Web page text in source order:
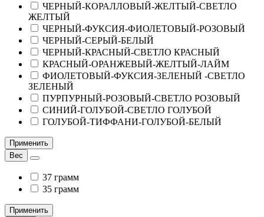
ЧЕРНЫЙ-КОРАЛЛОВЫЙ-ЖЕЛТЫЙ-СВЕТЛО
ЖЕЛТЫЙ
ЧЕРНЫЙ-ФУКСИЯ-ФИОЛЕТОВЫЙ-РОЗОВЫЙ
ЧЕРНЫЙ-СЕРЫЙ-БЕЛЫЙ
ЧЕРНЫЙ-КРАСНЫЙ-СВЕТЛО КРАСНЫЙ
КРАСНЫЙ-ОРАНЖЕВЫЙ-ЖЕЛТЫЙ-ЛАЙМ
ФИОЛЕТОВЫЙ-ФУКСИЯ-ЗЕЛЕНЫЙ -СВЕТЛО
ЗЕЛЕНЫЙ
ПУРПУРНЫЙ-РОЗОВЫЙ-СВЕТЛО РОЗОВЫЙ
СИНИЙ-ГОЛУБОЙ-СВЕТЛО ГОЛУБОЙ
ГОЛУБОЙ-ТИФФАНИ-ГОЛУБОЙ-БЕЛЫЙ
Применить
Вес
37 грамм
35 грамм
Применить